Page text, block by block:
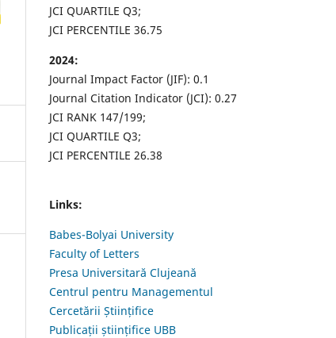
JCI QUARTILE Q3;
JCI PERCENTILE 36.75
2024:
Journal Impact Factor (JIF): 0.1
Journal Citation Indicator (JCI): 0.27
JCI RANK 147/199;
JCI QUARTILE Q3;
JCI PERCENTILE 26.38
Links:
Babes-Bolyai University
Faculty of Letters
Presa Universitară Clujeană
Centrul pentru Managementul
Cercetării Științifice
Publicații științifice UBB